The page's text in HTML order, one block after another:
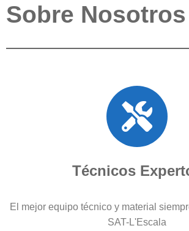
Sobre Nosotros
Técnicos
El mejor equipo técnico y material
SAT-L'Escala